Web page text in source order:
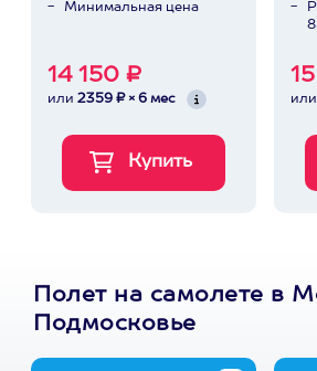
Минимальная цена
14 150 ₽
или 2359 ₽ × 6 мес или
Полет на самолете в
Подмосковье